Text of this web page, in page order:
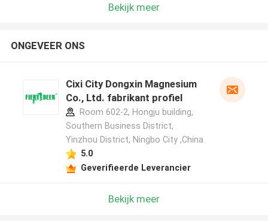
Bekijk meer
ONGEVEER ONS
Cixi City Dongxin Magnesium
Co., Ltd. fabrikant profiel
Room 602-2, Hongju building,
Southern Business District,
Yinzhou District, Ningbo City ,China
5.0
Geverifieerde Leverancier
Bekijk meer